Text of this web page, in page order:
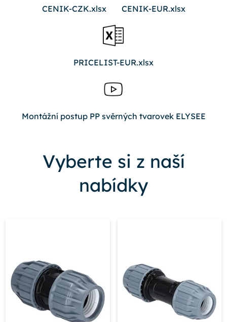
CENIK-CZK.xlsx CENIK-EUR.xlsx
PRICELIST-EUR.xlsx
Montážní postup PP svěrných tvarovek ELYSEE
Vyberte si z naší
nabídky